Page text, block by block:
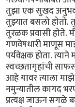
तुझा एक सुखद अनुभव
तुझ्यात बसलो
तुरळक प्रवासी होते.
गणवेषधारी माणूस
पर्यवेक्षक होता.
स्वच्छतागृहांची
आहे यावर त्याला
नमुन्यातील कागद
प्रत्यक्ष जाऊन सगळे